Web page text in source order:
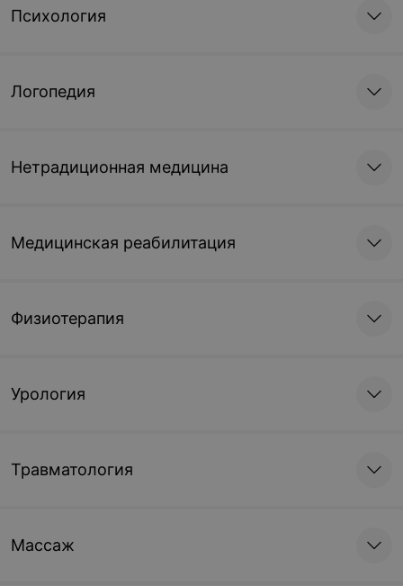
Психология
Логопедия
Нетрадиционная медицина
Медицинская реабилитация
Физиотерапия
Урология
Травматология
Массаж